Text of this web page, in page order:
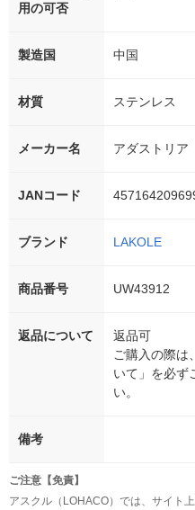
用の可否
製造国 中国
材質 ステンレス
メーカー名 アダストリア
JANコード
ブランド LAKOLE
商品番号 UW43912
返品について
返品可
ご購入の際は
いて」を必ず
い。
備考
ご注意【免責】
アスクル（LOHACO）では、サイト